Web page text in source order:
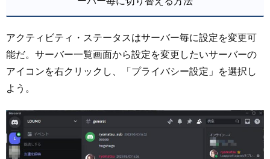
アクティビティ・ステータスはサーバー毎に設定を変更可
能だ。サーバー一覧画面から設定を変更したいサーバーの
アイコンを右クリックし、「プライバシー設定」を選択し
よう。